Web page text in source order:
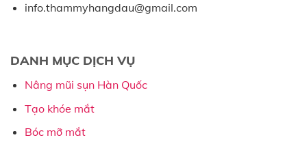
info.thammyhangdau@gmail.com
DANH MỤC DỊCH VỤ
Nâng mũi sụn Hàn Quốc
Tạo khóe mắt
Bóc mỡ mắt